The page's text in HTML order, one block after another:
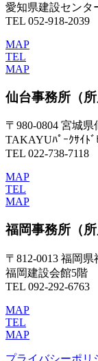
愛知県建設センタ
TEL 052-918-2039
MAP
TEL
MAP
仙台事務所 （
〒980-0804 宮城
TAKAYUﾊﾟｰｸｻｲﾄﾞ
TEL 022-738-7118
MAP
TEL
MAP
福岡事務所 （
〒812-0013 福岡
福岡建設会館5階
TEL 092-292-6763
MAP
TEL
MAP
プライバシーポリ